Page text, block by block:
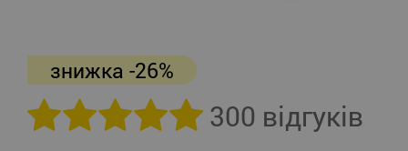
знижка -26%
300 відгуків